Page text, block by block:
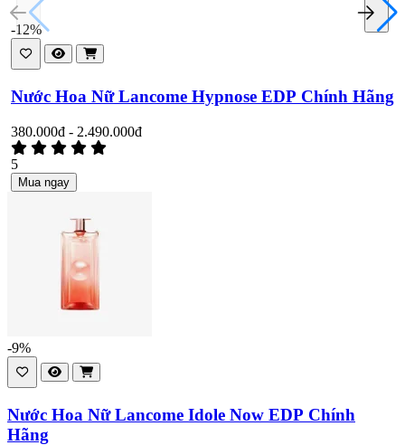
-12%
Nước Hoa Nữ Lancome Hypnose EDP Chính Hãng
380.000đ - 2.490.000đ
5
Mua ngay
-9%
Nước Hoa Nữ Lancome Idole Now EDP Chính
Hãng